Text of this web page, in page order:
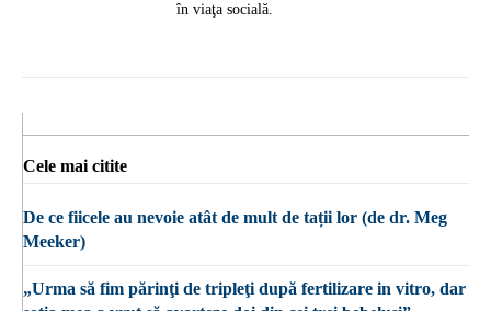
în viaţa socială.
Cele mai citite
De ce fiicele au nevoie atât de mult de tații lor (de dr. Meg
Meeker)
„Urma să fim părinţi de tripleţi după fertilizare in vitro, dar